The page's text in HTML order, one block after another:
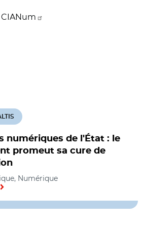
numériques de l'État : le
promeut sa cure de
Numérique